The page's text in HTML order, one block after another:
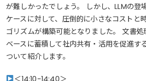
が難しかったでしょう。 しかし、LLMの登
ケースに対して、圧倒的に小さなコストと
ゴリズムが構築可能となりました。 文書
ベースに蓄積して社内共有・活用を促進す
ついて紹介します。